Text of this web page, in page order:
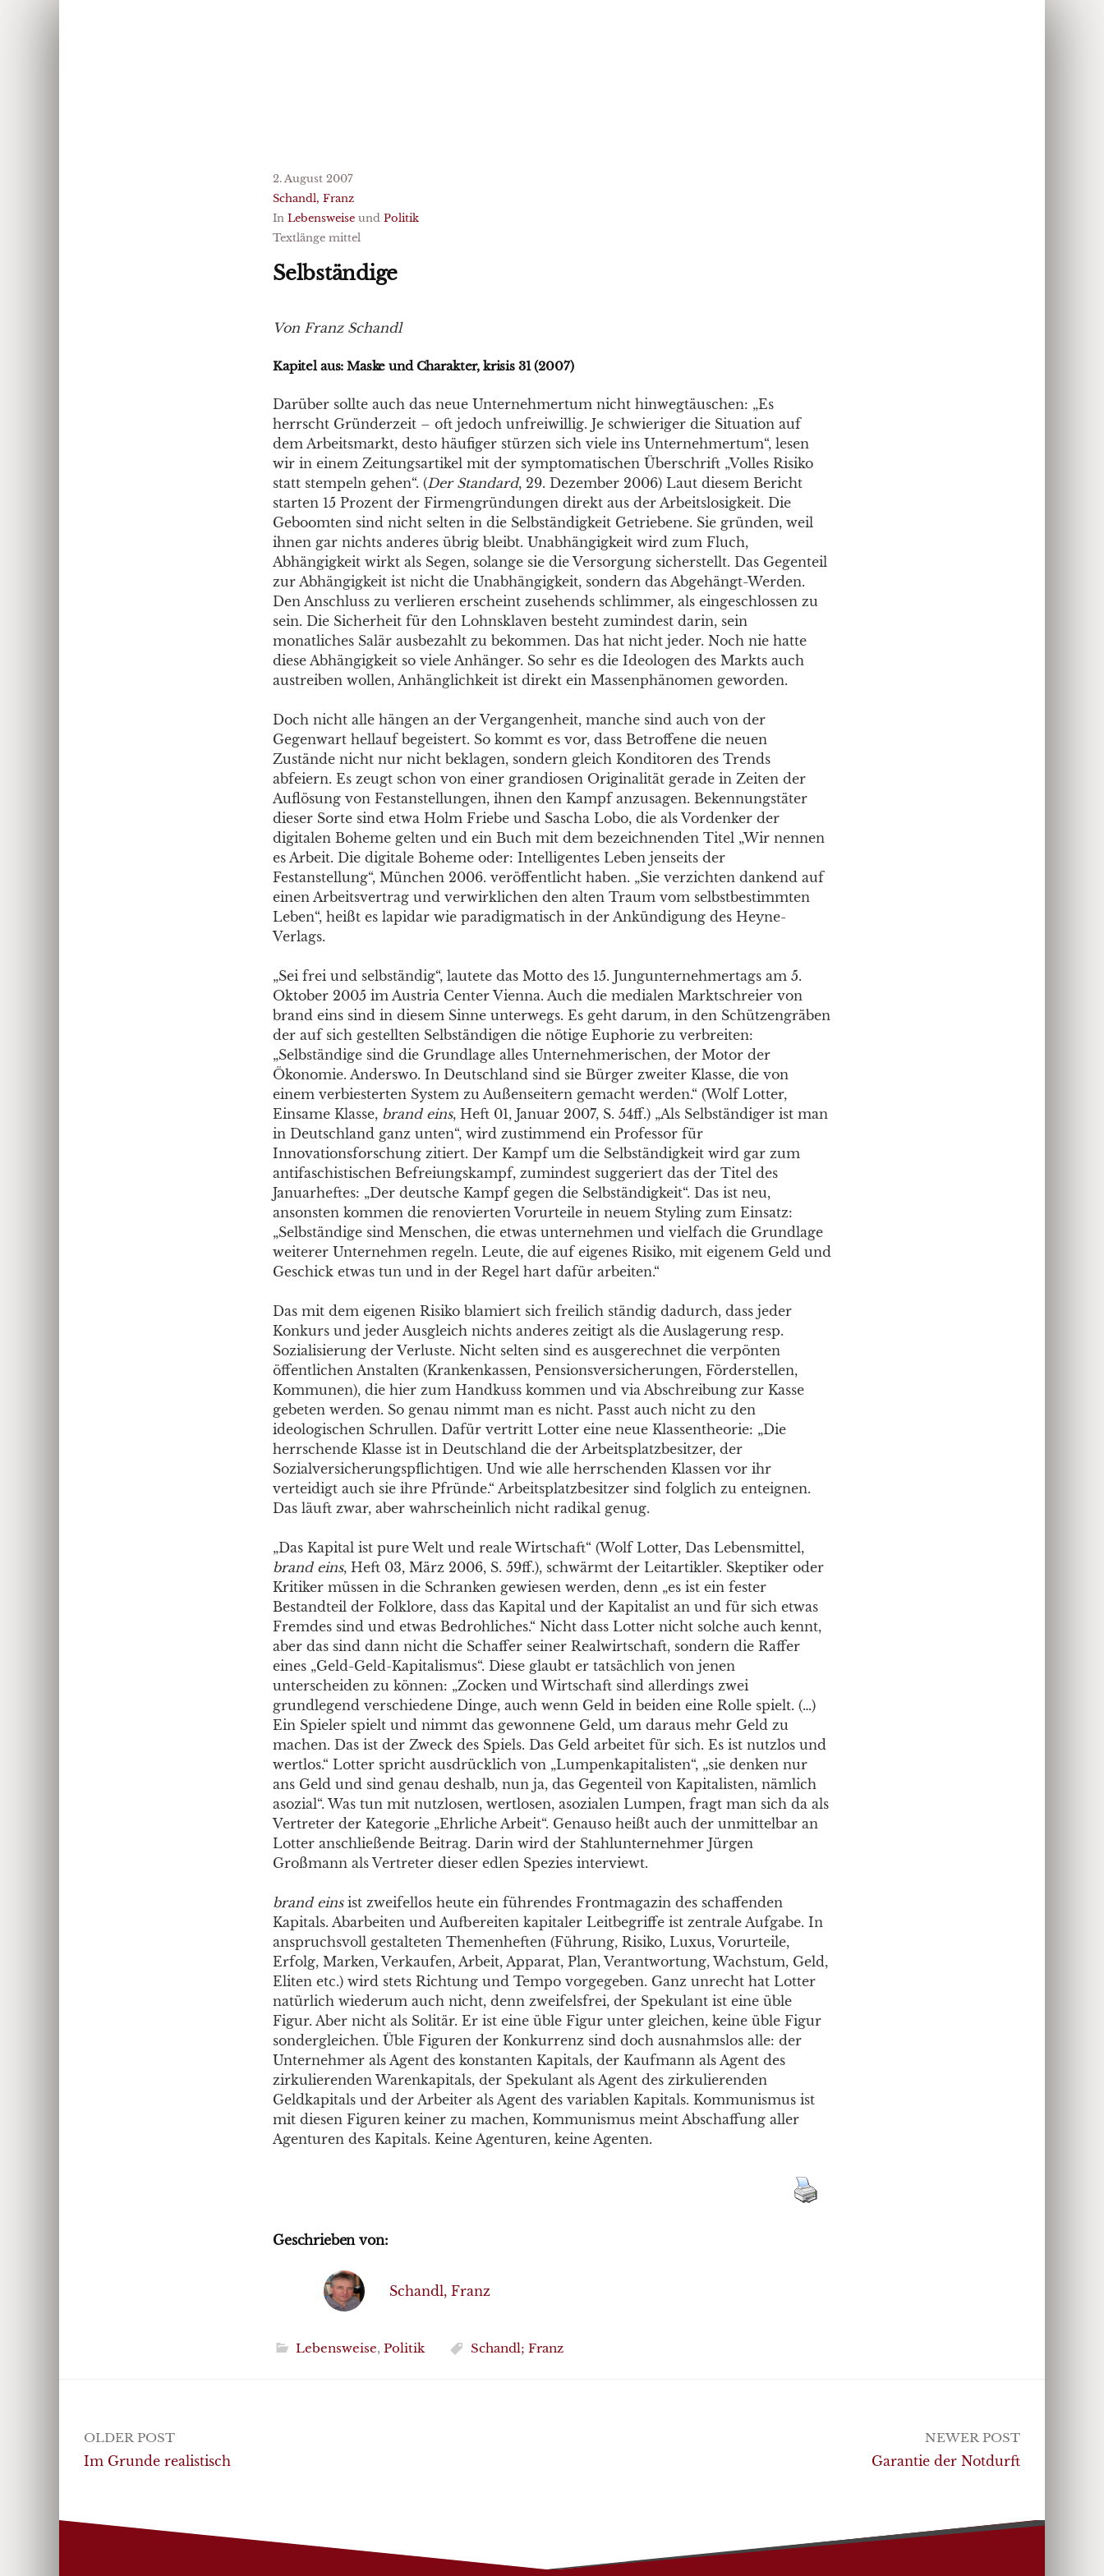
2. August 2007
Schandl, Franz
In Lebensweise und Politik
Textlänge mittel
Selbständige
Von Franz Schandl
Kapitel aus: Maske und Charakter, krisis 31 (2007)
Darüber sollte auch das neue Unternehmertum nicht hinwegtäuschen: „Es
herrscht Gründerzeit – oft jedoch unfreiwillig. Je schwieriger die Situation auf
dem Arbeitsmarkt, desto häufiger stürzen sich viele ins Unternehmertum“, lesen
wir in einem Zeitungsartikel mit der symptomatischen Überschrift „Volles Risiko
statt stempeln gehen“. (Der Standard, 29. Dezember 2006) Laut diesem Bericht
starten 15 Prozent der Firmengründungen direkt aus der Arbeitslosigkeit. Die
Geboomten sind nicht selten in die Selbständigkeit Getriebene. Sie gründen, weil
ihnen gar nichts anderes übrig bleibt. Unabhängigkeit wird zum Fluch,
Abhängigkeit wirkt als Segen, solange sie die Versorgung sicherstellt. Das Gegenteil
zur Abhängigkeit ist nicht die Unabhängigkeit, sondern das Abgehängt-Werden.
Den Anschluss zu verlieren erscheint zusehends schlimmer, als eingeschlossen zu
sein. Die Sicherheit für den Lohnsklaven besteht zumindest darin, sein
monatliches Salär ausbezahlt zu bekommen. Das hat nicht jeder. Noch nie hatte
diese Abhängigkeit so viele Anhänger. So sehr es die Ideologen des Markts auch
austreiben wollen, Anhänglichkeit ist direkt ein Massenphänomen geworden.
Doch nicht alle hängen an der Vergangenheit, manche sind auch von der
Gegenwart hellauf begeistert. So kommt es vor, dass Betroffene die neuen
Zustände nicht nur nicht beklagen, sondern gleich Konditoren des Trends
abfeiern. Es zeugt schon von einer grandiosen Originalität gerade in Zeiten der
Auflösung von Festanstellungen, ihnen den Kampf anzusagen. Bekennungstäter
dieser Sorte sind etwa Holm Friebe und Sascha Lobo, die als Vordenker der
digitalen Boheme gelten und ein Buch mit dem bezeichnenden Titel „Wir nennen
es Arbeit. Die digitale Boheme oder: Intelligentes Leben jenseits der
Festanstellung“, München 2006. veröffentlicht haben. „Sie verzichten dankend auf
einen Arbeitsvertrag und verwirklichen den alten Traum vom selbstbestimmten
Leben“, heißt es lapidar wie paradigmatisch in der Ankündigung des Heyne-
Verlags.
„Sei frei und selbständig“, lautete das Motto des 15. Jungunternehmertags am 5.
Oktober 2005 im Austria Center Vienna. Auch die medialen Marktschreier von
brand eins sind in diesem Sinne unterwegs. Es geht darum, in den Schützengräben
der auf sich gestellten Selbständigen die nötige Euphorie zu verbreiten:
„Selbständige sind die Grundlage alles Unternehmerischen, der Motor der
Ökonomie. Anderswo. In Deutschland sind sie Bürger zweiter Klasse, die von
einem verbiesterten System zu Außenseitern gemacht werden.“ (Wolf Lotter,
Einsame Klasse, brand eins, Heft 01, Januar 2007, S. 54ff.) „Als Selbständiger ist man
in Deutschland ganz unten“, wird zustimmend ein Professor für
Innovationsforschung zitiert. Der Kampf um die Selbständigkeit wird gar zum
antifaschistischen Befreiungskampf, zumindest suggeriert das der Titel des
Januarheftes: „Der deutsche Kampf gegen die Selbständigkeit“. Das ist neu,
ansonsten kommen die renovierten Vorurteile in neuem Styling zum Einsatz:
„Selbständige sind Menschen, die etwas unternehmen und vielfach die Grundlage
weiterer Unternehmen regeln. Leute, die auf eigenes Risiko, mit eigenem Geld und
Geschick etwas tun und in der Regel hart dafür arbeiten.“
Das mit dem eigenen Risiko blamiert sich freilich ständig dadurch, dass jeder
Konkurs und jeder Ausgleich nichts anderes zeitigt als die Auslagerung resp.
Sozialisierung der Verluste. Nicht selten sind es ausgerechnet die verpönten
öffentlichen Anstalten (Krankenkassen, Pensionsversicherungen, Förderstellen,
Kommunen), die hier zum Handkuss kommen und via Abschreibung zur Kasse
gebeten werden. So genau nimmt man es nicht. Passt auch nicht zu den
ideologischen Schrullen. Dafür vertritt Lotter eine neue Klassentheorie: „Die
herrschende Klasse ist in Deutschland die der Arbeitsplatzbesitzer, der
Sozialversicherungspflichtigen. Und wie alle herrschenden Klassen vor ihr
verteidigt auch sie ihre Pfründe.“ Arbeitsplatzbesitzer sind folglich zu enteignen.
Das läuft zwar, aber wahrscheinlich nicht radikal genug.
„Das Kapital ist pure Welt und reale Wirtschaft“ (Wolf Lotter, Das Lebensmittel,
brand eins, Heft 03, März 2006, S. 59ff.), schwärmt der Leitartikler. Skeptiker oder
Kritiker müssen in die Schranken gewiesen werden, denn „es ist ein fester
Bestandteil der Folklore, dass das Kapital und der Kapitalist an und für sich etwas
Fremdes sind und etwas Bedrohliches.“ Nicht dass Lotter nicht solche auch kennt,
aber das sind dann nicht die Schaffer seiner Realwirtschaft, sondern die Raffer
eines „Geld-Geld-Kapitalismus“. Diese glaubt er tatsächlich von jenen
unterscheiden zu können: „Zocken und Wirtschaft sind allerdings zwei
grundlegend verschiedene Dinge, auch wenn Geld in beiden eine Rolle spielt. (…)
Ein Spieler spielt und nimmt das gewonnene Geld, um daraus mehr Geld zu
machen. Das ist der Zweck des Spiels. Das Geld arbeitet für sich. Es ist nutzlos und
wertlos.“ Lotter spricht ausdrücklich von „Lumpenkapitalisten“, „sie denken nur
ans Geld und sind genau deshalb, nun ja, das Gegenteil von Kapitalisten, nämlich
asozial“. Was tun mit nutzlosen, wertlosen, asozialen Lumpen, fragt man sich da als
Vertreter der Kategorie „Ehrliche Arbeit“. Genauso heißt auch der unmittelbar an
Lotter anschließende Beitrag. Darin wird der Stahlunternehmer Jürgen
Großmann als Vertreter dieser edlen Spezies interviewt.
brand einsist zweifellos heute ein führendes Frontmagazin des schaffenden
Kapitals. Abarbeiten und Aufbereiten kapitaler Leitbegriffe ist zentrale Aufgabe. In
anspruchsvoll gestalteten Themenheften (Führung, Risiko, Luxus, Vorurteile,
Erfolg, Marken, Verkaufen, Arbeit, Apparat, Plan, Verantwortung, Wachstum, Geld,
Eliten etc.) wird stets Richtung und Tempo vorgegeben. Ganz unrecht hat Lotter
natürlich wiederum auch nicht, denn zweifelsfrei, der Spekulant ist eine üble
Figur. Aber nicht als Solitär. Er ist eine üble Figur unter gleichen, keine üble Figur
sondergleichen. Üble Figuren der Konkurrenz sind doch ausnahmslos alle: der
Unternehmer als Agent des konstanten Kapitals, der Kaufmann als Agent des
zirkulierenden Warenkapitals, der Spekulant als Agent des zirkulierenden
Geldkapitals und der Arbeiter als Agent des variablen Kapitals. Kommunismus ist
mit diesen Figuren keiner zu machen, Kommunismus meint Abschaffung aller
Agenturen des Kapitals. Keine Agenturen, keine Agenten.
Geschrieben von:
Schandl, Franz
Lebensweise, Politik Schandl; Franz
Post
navigation
OLDER POST
Im Grunde realistisch
NEWER POST
Garantie der Notdurft